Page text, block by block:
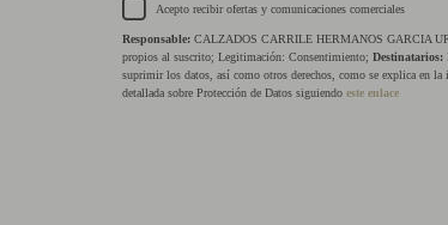
Acepto recibir ofertas y comunicaciones comerciales
Responsable: CALZADOS CARRILE HERMANOS GARCIA
propios al suscrito; Legitimación: Consentimiento; Destinatarios:
suprimir los datos, así como otros derechos, como se explica en
detallada sobre Protección de Datos siguiendo este enlace